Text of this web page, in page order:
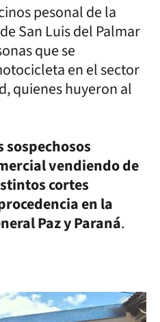
pesonal de la
San Luis del Palmar
que se
en el sector
quienes huyeron al
sospechosos
vendiendo de
cortes
en la
Paz y Paraná.